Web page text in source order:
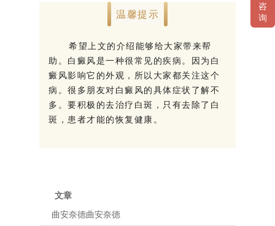
温馨提示
希望上文的介绍能够给大家带来帮
助。白癜风是一种很常见的疾病。因为白
癜风影响它的外观，所以大家都关注这个
病。很多朋友对白癜风的具体症状了解不
多。要积极的去治疗白斑，只有去除了白
斑，患者才能的恢复健康。
文章
曲安奈德曲安奈德
咨
询